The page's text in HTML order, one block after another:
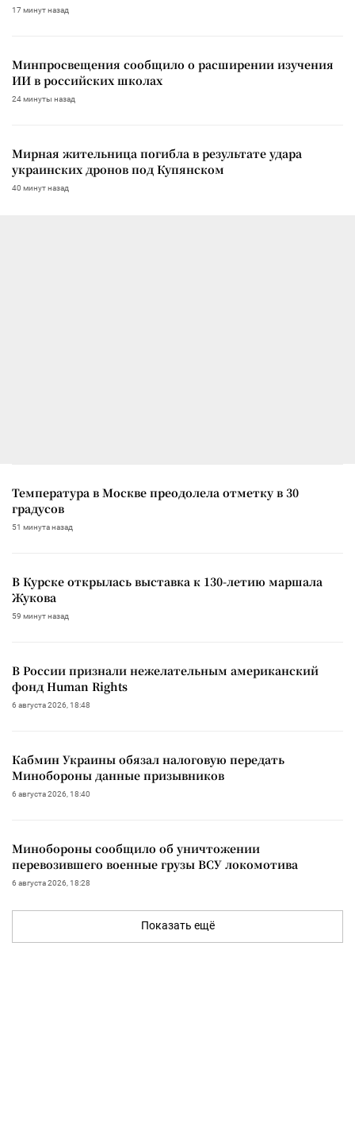
17 минут назад
Минпросвещения сообщило о расширении изучения
ИИ в российских школах
24 минуты назад
Мирная жительница погибла в результате удара
украинских дронов под Купянском
40 минут назад
Температура в Москве преодолела отметку в 30
градусов
51 минута назад
В Курске открылась выставка к 130-летию маршала
Жукова
59 минут назад
В России признали нежелательным американский
фонд Human Rights
6 августа 2026, 18:48
Кабмин Украины обязал налоговую передать
Минобороны данные призывников
6 августа 2026, 18:40
Минобороны сообщило об уничтожении
перевозившего военные грузы ВСУ локомотива
6 августа 2026, 18:28
Показать ещё